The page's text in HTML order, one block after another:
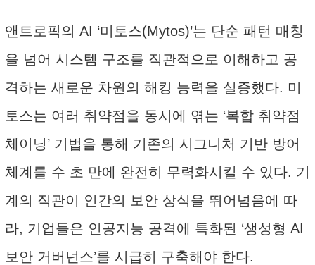
앤트로픽의 AI ‘미토스(Mytos)’는 단순 패턴 매칭
을 넘어 시스템 구조를 직관적으로 이해하고 공
격하는 새로운 차원의 해킹 능력을 실증했다. 미
토스는 여러 취약점을 동시에 엮는 ‘복합 취약점
체이닝’ 기법을 통해 기존의 시그니처 기반 방어
체계를 수 초 만에 완전히 무력화시킬 수 있다. 기
계의 직관이 인간의 보안 상식을 뛰어넘음에 따
라, 기업들은 인공지능 공격에 특화된 ‘생성형 AI
보안 거버넌스’를 시급히 구축해야 한다.